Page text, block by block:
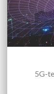
5G-